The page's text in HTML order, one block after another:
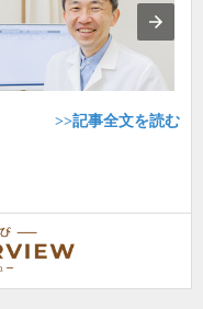
>>記事全文を読む